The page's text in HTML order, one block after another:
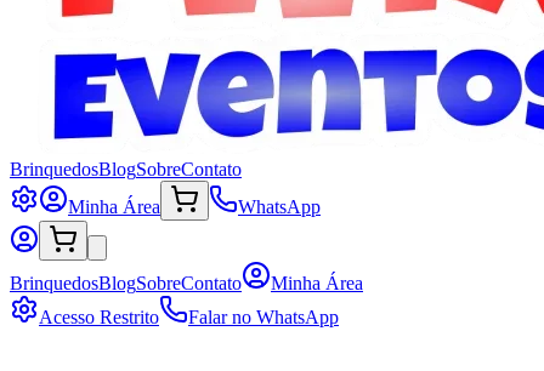
BrinquedosBlogSobreContato
Minha Área
WhatsApp
BrinquedosBlogSobreContato
Minha Área
Acesso Restrito
Falar no WhatsApp